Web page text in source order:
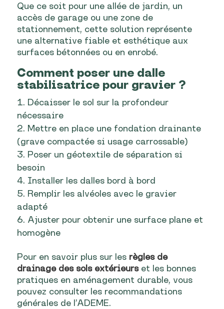
Que ce soit pour une allée de jardin, un
accès de garage ou une zone de
stationnement, cette solution représente
une alternative fiable et esthétique aux
surfaces bétonnées ou en enrobé.
Comment poser une dalle
stabilisatrice pour gravier ?
Décaisser le sol sur la profondeur
nécessaire
Mettre en place une fondation drainante
(grave compactée si usage carrossable)
Poser un géotextile de séparation si
besoin
Installer les dalles bord à bord
Remplir les alvéoles avec le gravier
adapté
Ajuster pour obtenir une surface plane et
homogène
Pour en savoir plus sur les règles de
drainage des sols extérieurset les bonnes
pratiques en aménagement durable, vous
pouvez consulter les recommandations
générales de l’ADEME.